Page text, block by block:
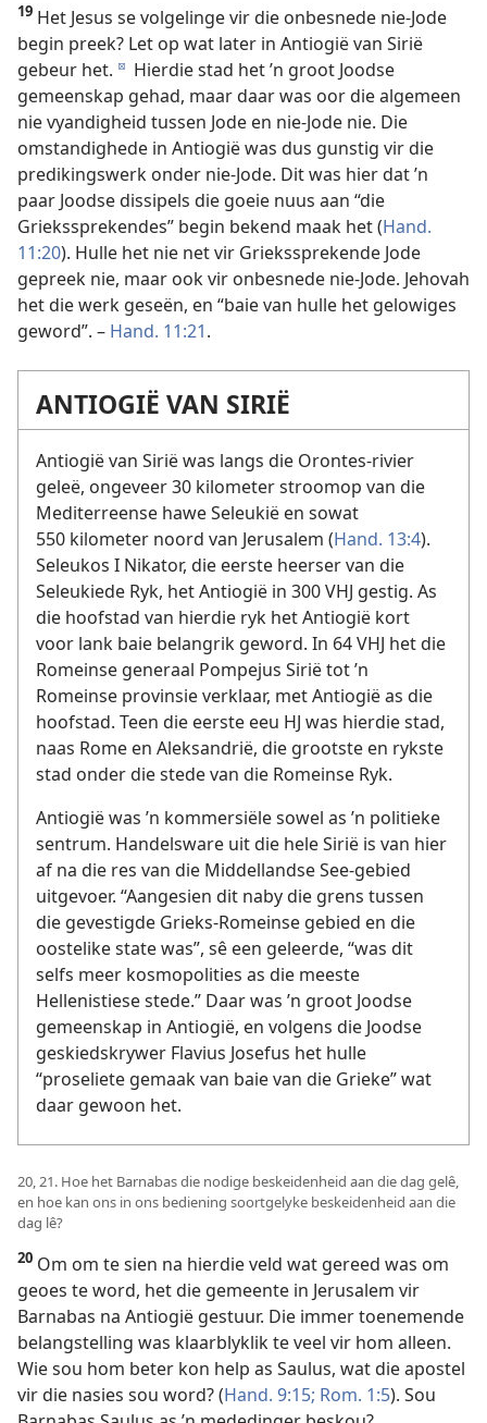
19 Het Jesus se volgelinge vir die onbesnede nie-Jode
begin preek? Let op wat later in Antiogië van Sirië
gebeur het. d Hierdie stad het ’n groot Joodse
gemeenskap gehad, maar daar was oor die algemeen
nie vyandigheid tussen Jode en nie-Jode nie. Die
omstandighede in Antiogië was dus gunstig vir die
predikingswerk onder nie-Jode. Dit was hier dat ’n
paar Joodse dissipels die goeie nuus aan “die
Griekssprekendes” begin bekend maak het (Hand.
11:20). Hulle het nie net vir Griekssprekende Jode
gepreek nie, maar ook vir onbesnede nie-Jode. Jehovah
het die werk geseën, en “baie van hulle het gelowiges
geword”. – Hand. 11:21.
ANTIOGIË VAN SIRIË
Antiogië van Sirië was langs die Orontes-rivier
geleë, ongeveer 30 kilometer stroomop van die
Mediterreense hawe Seleukië en sowat
550 kilometer noord van Jerusalem (Hand. 13:4).
Seleukos I Nikator, die eerste heerser van die
Seleukiede Ryk, het Antiogië in 300 VHJ gestig. As
die hoofstad van hierdie ryk het Antiogië kort
voor lank baie belangrik geword. In 64 VHJ het die
Romeinse generaal Pompejus Sirië tot ’n
Romeinse provinsie verklaar, met Antiogië as die
hoofstad. Teen die eerste eeu HJ was hierdie stad,
naas Rome en Aleksandrië, die grootste en rykste
stad onder die stede van die Romeinse Ryk.
Antiogië was ’n kommersiële sowel as ’n politieke
sentrum. Handelsware uit die hele Sirië is van hier
af na die res van die Middellandse See-gebied
uitgevoer. “Aangesien dit naby die grens tussen
die gevestigde Grieks-Romeinse gebied en die
oostelike state was”, sê een geleerde, “was dit
selfs meer kosmopolities as die meeste
Hellenistiese stede.” Daar was ’n groot Joodse
gemeenskap in Antiogië, en volgens die Joodse
geskiedskrywer Flavius Josefus het hulle
“proseliete gemaak van baie van die Grieke” wat
daar gewoon het.
20, 21. Hoe het Barnabas die nodige beskeidenheid aan die dag gelê,
en hoe kan ons in ons bediening soortgelyke beskeidenheid aan die
dag lê?
20 Om om te sien na hierdie veld wat gereed was om
geoes te word, het die gemeente in Jerusalem vir
Barnabas na Antiogië gestuur. Die immer toenemende
belangstelling was klaarblyklik te veel vir hom alleen.
Wie sou hom beter kon help as Saulus, wat die apostel
vir die nasies sou word? (Hand. 9:15; Rom. 1:5). Sou